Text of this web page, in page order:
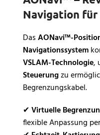
Navigation
DasAONavi™-
Navigationssystem
VSLAM-Technologie,
Steuerungzu
Begrenzungskabel.
✔Virtuelle
flexible Anpassung